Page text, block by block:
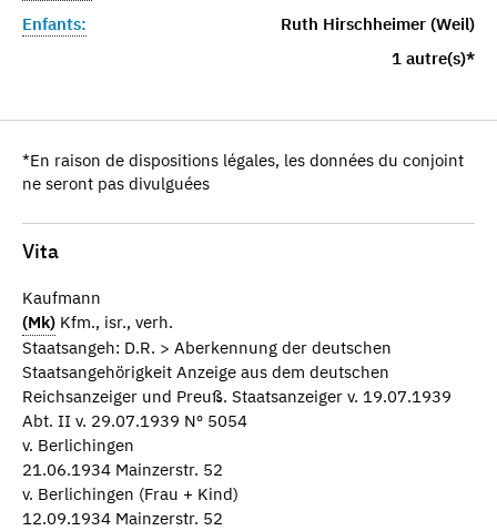
Enfants:
Ruth Hirschheimer (Weil)
1 autre(s)*
*En raison de dispositions légales, les données du conjoint
ne seront pas divulguées
Vita
Kaufmann
(Mk) Kfm., isr., verh.
Staatsangeh: D.R. > Aberkennung der deutschen
Staatsangehörigkeit Anzeige aus dem deutschen
Reichsanzeiger und Preuß. Staatsanzeiger v. 19.07.1939
Abt. II v. 29.07.1939 Nº 5054
v. Berlichingen
21.06.1934 Mainzerstr. 52
v. Berlichingen (Frau + Kind)
12.09.1934 Mainzerstr. 52